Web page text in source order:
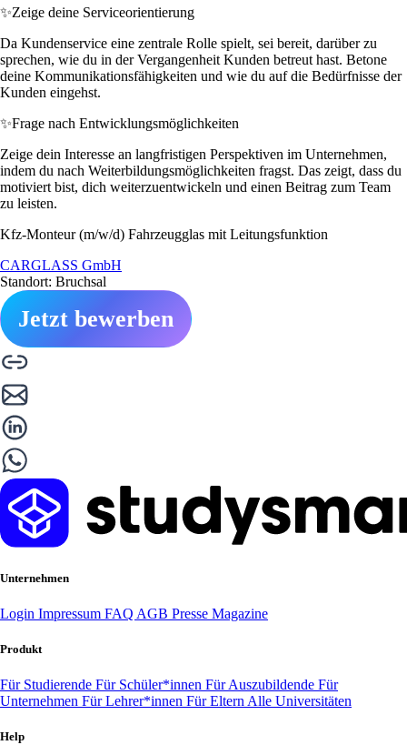
✨Zeige deine Serviceorientierung
Da Kundenservice eine zentrale Rolle spielt, sei bereit, darüber zu
sprechen, wie du in der Vergangenheit Kunden betreut hast. Betone
deine Kommunikationsfähigkeiten und wie du auf die Bedürfnisse der
Kunden eingehst.
✨Frage nach Entwicklungsmöglichkeiten
Zeige dein Interesse an langfristigen Perspektiven im Unternehmen,
indem du nach Weiterbildungsmöglichkeiten fragst. Das zeigt, dass du
motiviert bist, dich weiterzuentwickeln und einen Beitrag zum Team
zu leisten.
Kfz-Monteur (m/w/d) Fahrzeugglas mit Leitungsfunktion
CARGLASS GmbH
Standort: Bruchsal
Jetzt bewerben
Unternehmen
Login Impressum FAQ AGB Presse Magazine
Produkt
Für Studierende Für Schüler*innen Für Auszubildende Für
Unternehmen Für Lehrer*innen Für Eltern Alle Universitäten
Help